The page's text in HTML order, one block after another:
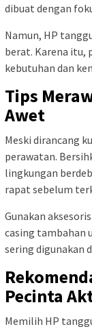
dibuat dengan
Namun, HP
berat. Karena itu,
kebutuhan dan
Tips
Awet
Meski dirancang
perawatan.
lingkungan
rapat sebelum
Gunakan
casing tambahan
sering digunakan
Pecinta
Memilih HP